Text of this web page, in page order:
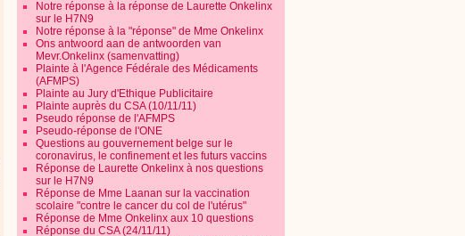
Notre réponse à la réponse de Laurette Onkelinx
sur le H7N9
Notre réponse à la "réponse" de Mme Onkelinx
Ons antwoord aan de antwoorden van
Mevr.Onkelinx (samenvatting)
Plainte à l'Agence Fédérale des Médicaments
(AFMPS)
Plainte au Jury d'Ethique Publicitaire
Plainte auprès du CSA (10/11/11)
Pseudo réponse de l'AFMPS
Pseudo-réponse de l'ONE
Questions au gouvernement belge sur le
coronavirus, le confinement et les futurs vaccins
Réponse de Laurette Onkelinx à nos questions
sur le H7N9
Réponse de Mme Laanan sur la vaccination
scolaire "contre le cancer du col de l'utérus"
Réponse de Mme Onkelinx aux 10 questions
Réponse du CSA (24/11/11)